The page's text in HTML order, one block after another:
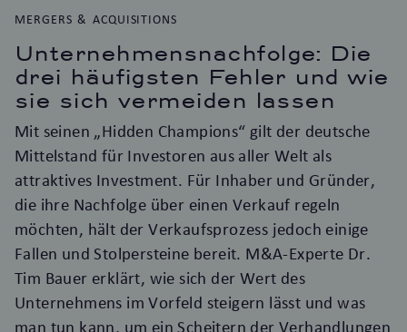
MERGERS & ACQUISITIONS
Unternehmensnachfolge: Die
drei häufigsten Fehler und wie
sie sich vermeiden lassen
Mit seinen „Hidden Champions“ gilt der deutsche
Mittelstand für Investoren aus aller Welt als
attraktives Investment. Für Inhaber und Gründer,
die ihre Nachfolge über einen Verkauf regeln
möchten, hält der Verkaufsprozess jedoch einige
Fallen und Stolpersteine bereit. M&A-Experte Dr.
Tim Bauer erklärt, wie sich der Wert des
Unternehmens im Vorfeld steigern lässt und was
man tun kann, um ein Scheitern der Verhandlungen